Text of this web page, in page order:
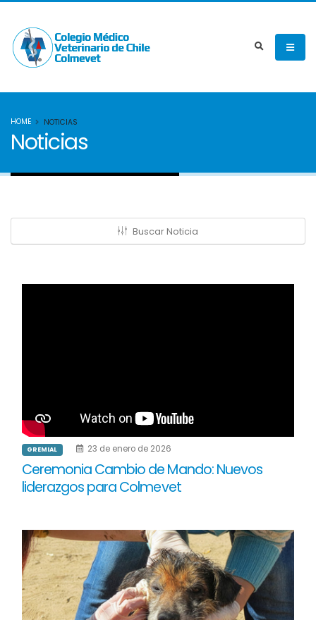
HOME NOTICIAS
Noticias
Buscar Noticia
GREMIAL 23 de enero de 2026
Ceremonia Cambio de Mando: Nuevos
liderazgos para Colmevet